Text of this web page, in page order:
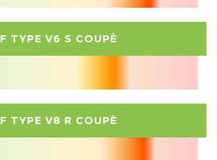
F TYPE V6 S COUPÈ
F TYPE V8 R COUPÈ